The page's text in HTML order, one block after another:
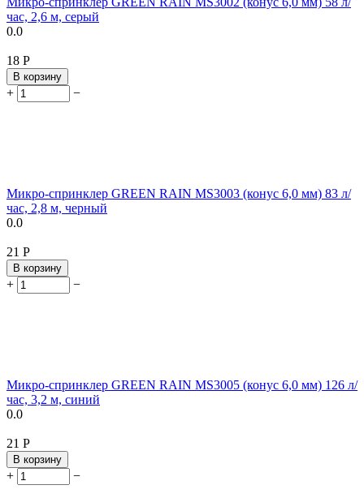
час, 2,6 м, серый
0.0
‍18‍ Р
В корзину
+ −
Микро-спринклер GREEN RAIN MS3003 (конус 6,0 мм) 83 л/
час, 2,8 м, черный
0.0
‍21‍ Р
В корзину
+ −
Микро-спринклер GREEN RAIN MS3005 (конус 6,0 мм) 126 л/
час, 3,2 м, синий
0.0
‍21‍ Р
В корзину
+ −